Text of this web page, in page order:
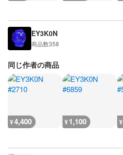
EY3K0N
商品数358
同じ作者の商品
¥4,400 ¥1,100 ¥